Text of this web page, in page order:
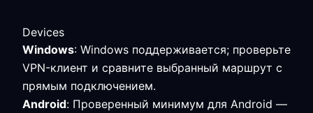
Devices
Windows: Windows поддерживается; проверьте
VPN-клиент и сравните выбранный маршрут с
прямым подключением.
Android: Проверенный минимум для Android —